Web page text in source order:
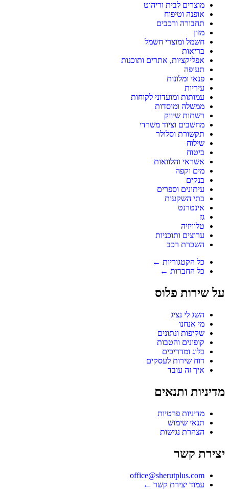
מוצרים לבית וריהוט
אופנה וטיפוח
תחבורה ורכבים
מזון
חשמל ומוצרי חשמל
בריאות
אפליקציות, אתרים ותוכנות
תעופה
פנאי ומלונות
עיריות
עמותות ומועדוני לקוחות
ממשלה ומוסדות
רשתות שיווק
מחשבים וציוד משרדי
תקשורת וסלולר
שילוח
ביטוח
אשראי והלוואות
מים וקפה
בנקים
עיתונים וספרים
בתי השקעות
אינטרנט
גז
טלוויזיה
ערוצים ותוכניות
השכרת רכב
כל הקטגוריות ←
כל החברות ←
על שירות פלוס
השג לי נציג
מי אנחנו
שקיפות ונתונים
קופונים והטבות
בלוג ומדריכים
דוח שירות לעסקים
איך זה עובד
מדיניות ותנאים
מדיניות פרטיות
תנאי שימוש
הצהרת נגישות
יצירת קשר
office@sherutplus.com
עמוד יצירת קשר ←